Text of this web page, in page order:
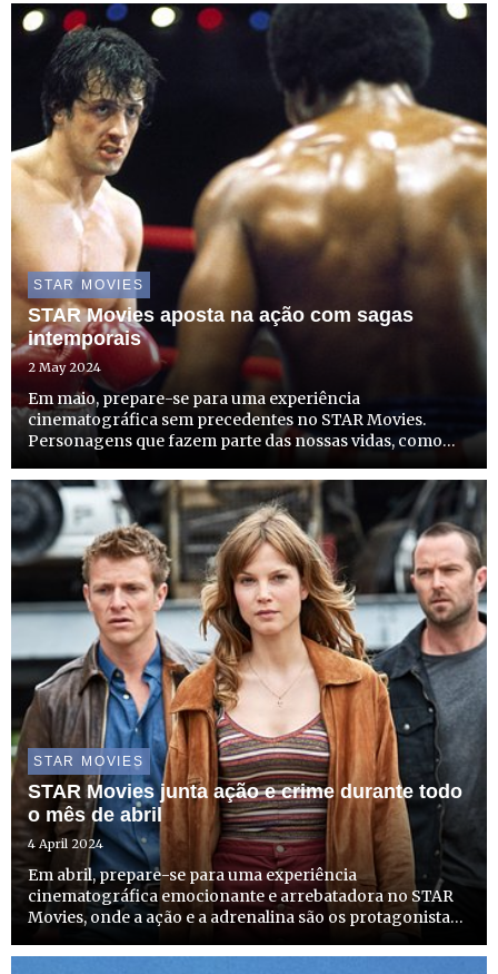
STAR MOVIES
STAR Movies aposta na ação com sagas
intemporais
2 May 2024
Em maio, prepare-se para uma experiência
cinematográfica sem precedentes no STAR Movies.
Personagens que fazem parte das nossas vidas, como
entre outros, vão regressar aos ecrãs com a mesma
energia de sempre. A partir d...
STAR MOVIES
STAR Movies junta ação e crime durante todo
o mês de abril
4 April 2024
Em abril, prepare-se para uma experiência
cinematográfica emocionante e arrebatadora no STAR
Movies, onde a ação e a adrenalina são os protagonistas.
empolgantes, vai envolver os espetadores em momentos